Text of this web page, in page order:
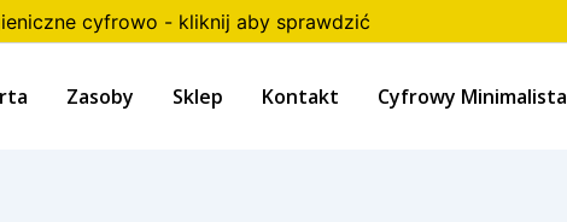
cyfrowo - kliknij aby sprawdzić
Zasoby Sklep Kontakt Cyfrowy Minimalista